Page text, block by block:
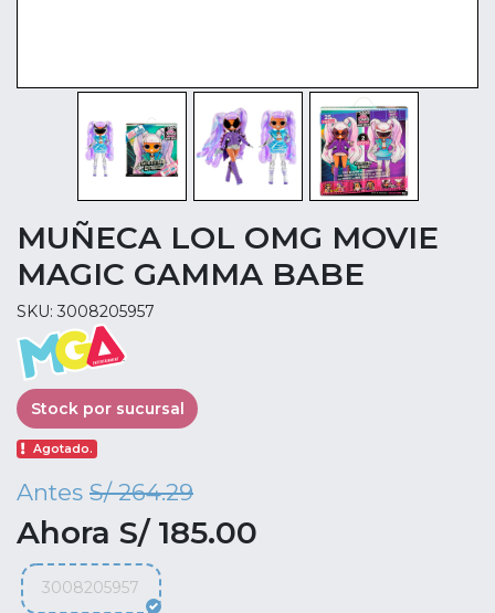
MUÑECA LOL OMG MOVIE
MAGIC GAMMA BABE
SKU: 3008205957
Stock por sucursal
Agotado.
Antes S/ 264.29
Ahora S/ 185.00
3008205957